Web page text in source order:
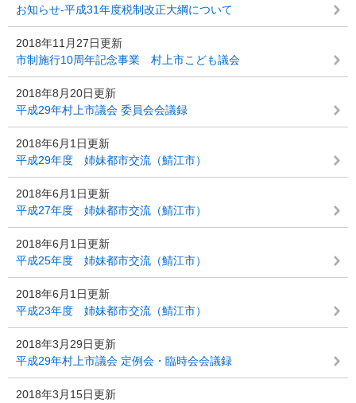
お知らせ-平成31年度税制改正大綱について
2018年11月27日更新
市制施行10周年記念事業 村上市こども議会
2018年8月20日更新
平成29年村上市議会 委員会会議録
2018年6月1日更新
平成29年度 姉妹都市交流（鯖江市）
2018年6月1日更新
平成27年度 姉妹都市交流（鯖江市）
2018年6月1日更新
平成25年度 姉妹都市交流（鯖江市）
2018年6月1日更新
平成23年度 姉妹都市交流（鯖江市）
2018年3月29日更新
平成29年村上市議会 定例会・臨時会会議録
2018年3月15日更新